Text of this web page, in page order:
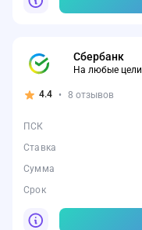
Сбербанк
На любые цели
4.4 • 8 отзывов
ПСК
Ставка
Сумма
Срок